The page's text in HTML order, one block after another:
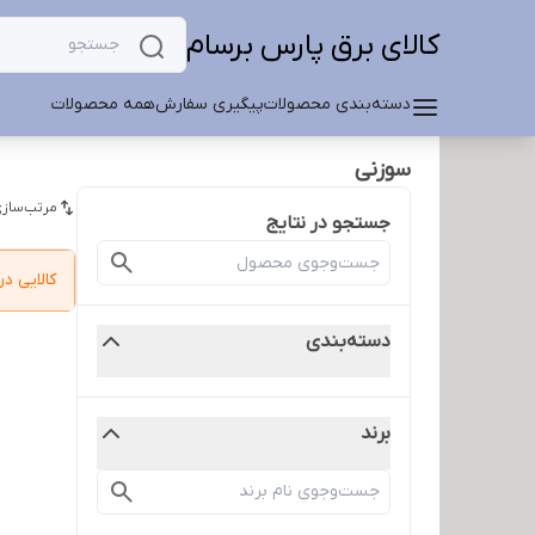
کالای برق پارس برسام
دسته‌بندی محصولاتپیگیری سفارشهمه محصولات
سوزنی
جستجو در نتایج
دسته‌بندی
برند